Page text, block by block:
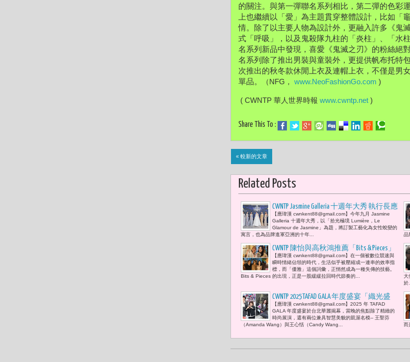
的關注。與第一彈聯名系列相比，第二彈的色彩
上也繼續以「愛」為主題貫穿整體設計，比如「
情。除了以主要人物為設計外，更融入許多《鬼
式「呼吸」，以及鬼殺隊九柱的「炎柱」、「水
名系列新品中發現，喜愛《鬼滅之刃》的粉絲絕
名系列除了推出男裝與童裝外，更提供帆布托特
次推出的秋冬款休閒上衣及連帽上衣，不僅是男
單品。
（NFG， www.NeoFashionGo.com )
( CWNTP 華人世界時報 www.cwntp.net )
Share This To :
« 較新的文章
Related Posts
CWNTP Jasmine Galleria 十週年大秀 執行長應
瑾「以水晶與光影，為女性寫下永恆頌
歌。」張榕容、李翊君、王宇婕、譚以
欣 Olivia、張棋惠、林辰唏、吳速玲等閃
耀出席 見證「拾光極境 Lumière，Le
Glamour de Jasmine」
【應瑋漢 cwnkent88@gmail.com】今年九月 Jasmine
Galleria 十週年大秀，以「拾光極境 Lumière，Le
Glamour de Jasmine」為題，將訂製工藝化為女性蛻變的
寓言，也為品牌進軍亞洲的十年...
品
CWNTP 陳怡與高秋鴻推薦「Bits & Pieces」
以日本百年手帕品牌 傳遞彼此被遺忘的
生活溫度 「願你今天也被溫柔對待。」
讓胡寶莉與先生王應傑相視一笑 所有的
【應瑋漢 cwnkent88@gmail.com】在一個被數位競速與
瞬時情緒佔領的時代，生活似乎被壓縮成一連串的效率指
標，而「優雅」這個詞彙，正悄然成為一種失傳的技藝。
Bits & Pieces 的出現，正是一股緩緩拉回時代節奏的...
大
於...
CWNTP 2025 TAFAD GALA 年度盛宴「織光盛
宴」-- 3. 智慧與美麗的見證：台北醫學
大學保健營養博士王聖芬與政治大學企
業管理碩士王心恬的時尚光彩
【應瑋漢 cwnkent88@gmail.com】2025 年 TAFAD
GALA 年度盛宴於台北華麗揭幕，當晚的焦點除了精緻的
時尚展演，還有兩位兼具智慧美貌的凱渥名模-- 王聖芬
（Amanda Wang）與王心恬（Candy Wang...
而